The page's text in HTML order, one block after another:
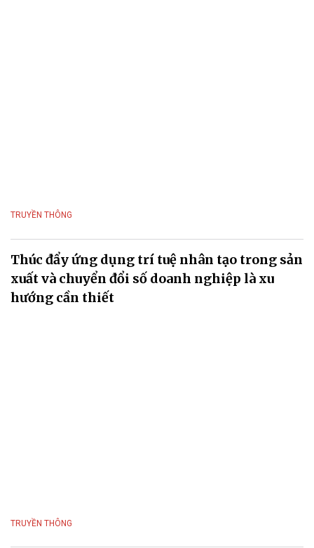
TRUYỀN THÔNG
Thúc đẩy ứng dụng trí tuệ nhân tạo trong sản
xuất và chuyển đổi số doanh nghiệp là xu
hướng cần thiết
TRUYỀN THÔNG